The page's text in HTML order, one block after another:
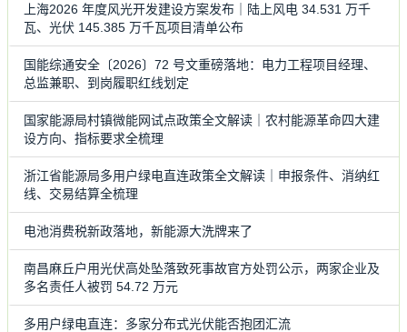
上海2026 年度风光开发建设方案发布｜陆上风电 34.531 万千
瓦、光伏 145.385 万千瓦项目清单公布
国能综通安全〔2026〕72 号文重磅落地：电力工程项目经理、
总监兼职、到岗履职红线划定
国家能源局村镇微能网试点政策全文解读｜农村能源革命四大建
设方向、指标要求全梳理
浙江省能源局多用户绿电直连政策全文解读｜申报条件、消纳红
线、交易结算全梳理
电池消费税新政落地，新能源大洗牌来了
南昌麻丘户用光伏高处坠落致死事故官方处罚公示，两家企业及
多名责任人被罚 54.72 万元
多用户绿电直连：多家分布式光伏能否抱团汇流